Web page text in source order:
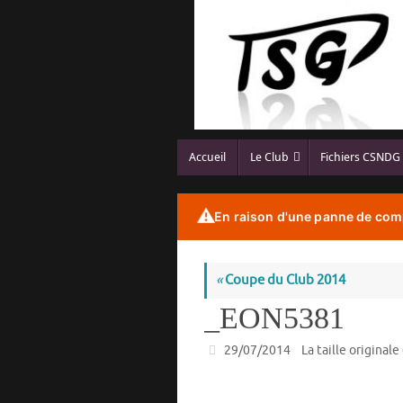
Accueil Le Club Fichiers CSNDG
⚠️En raison d'une panne de
«Coupe du Club 2014
_EON5381
29/07/2014 La taille